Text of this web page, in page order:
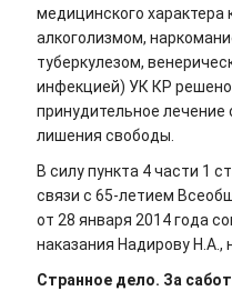
медицинского
алкоголизмом,
туберкулезом,
инфекцией) УК КР
принудительное
лишения свободы.
В силу пункта 4 части 1
связи с 65-летием
от 28 января 2014 года
наказания Надирову Н.А.,
Странное дело. За